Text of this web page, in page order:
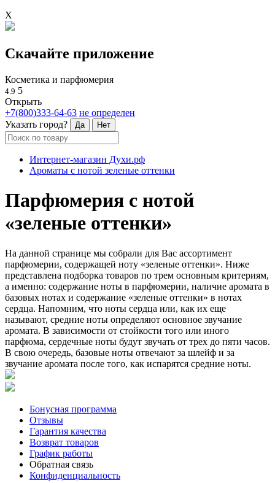
X
Скачайте приложение
Косметика и парфюмерия
4.9 5
Открыть
+7(800)333-64-63 не определен
Указать город?
Да Нет
Интернет-магазин Духи.рф
Ароматы с нотой зеленые оттенки
Парфюмерия с нотой
«зеленые оттенки»
На данной странице мы собрали для Вас ассортимент
парфюмерии, содержащей ноту «зеленые оттенки». Ниже
представлена подборка товаров по трем основным критериям,
а именно: содержание ноты в парфюмерии, наличие аромата в
базовых нотах и содержание «зеленые оттенки» в нотах
сердца. Напомним, что ноты сердца или, как их еще
называют, средние ноты определяют основное звучание
аромата. В зависимости от стойкости того или иного
парфюма, сердечные ноты будут звучать от трех до пяти часов.
В свою очередь, базовые ноты отвечают за шлейф и за
звучание аромата после того, как испарятся средние ноты.
Бонусная программа
Отзывы
Гарантия качества
Возврат товаров
График работы
Обратная связь
Конфиденциальность